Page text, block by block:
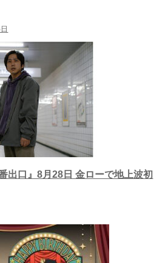
出口』8月28日 金ローで地上波初